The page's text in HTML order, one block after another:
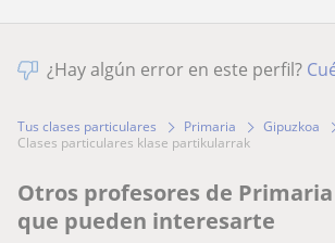
¿Hay algún error en este perfil?
Tus clases particulares Primaria Gipuzkoa
clases particulares klase partikularrak
Otros profesores de
que pueden interesarte